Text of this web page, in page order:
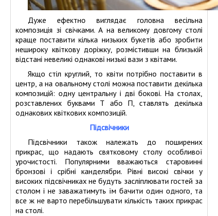
Дуже ефектно виглядає головна весільна
композиція зі свічками. А на великому довгому столі
краще поставити кілька низьких букетів або зробити
нешироку квіткову доріжку, розмістивши на близькій
відстані невеликі однакові низькі вази з квітами.
Якщо стіл круглий, то квіти потрібно поставити в
центр, а на овальному столі можна поставити декілька
композицій: одну центральну і дві бокові. На столах,
розставлених буквами Т або П, ставлять декілька
однакових квіткових композицій.
Підсвічники
Підсвічники також належать до поширених
прикрас, що надають святковому столу особливої
урочистості. Популярними вважаються старовинні
бронзові і срібні канделябри. Рівні високі свічки у
високих підсвічниках не будуть засліплювати гостей за
столом і не заважатимуть їм бачити один одного, та
все ж не варто перебільшувати кількість таких прикрас
на столі.